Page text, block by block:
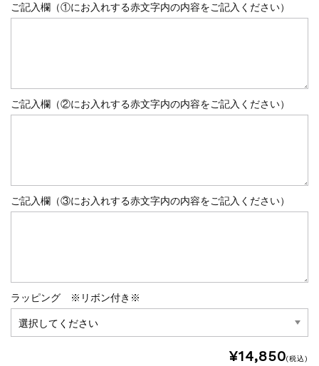
ご記入欄（①にお入れする赤文字内の内容をご記入ください）
ご記入欄（②にお入れする赤文字内の内容をご記入ください）
ご記入欄（③にお入れする赤文字内の内容をご記入ください）
ラッピング ※リボン付き※
¥14,850(税込)